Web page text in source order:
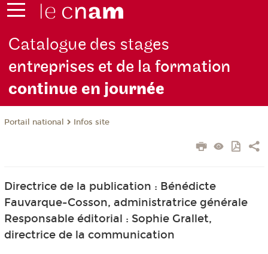
Catalogue des stages
entreprises et de la formation
continue en journée
Portail national Infos site
Directrice de la publication : Bénédicte
Fauvarque-Cosson, administratrice générale
Responsable éditorial : Sophie Grallet,
directrice de la communication